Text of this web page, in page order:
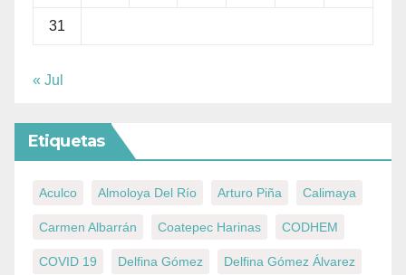
31
« Jul
Etiquetas
Aculco Almoloya Del Río Arturo Piña Calimaya
Carmen Albarrán Coatepec Harinas CODHEM
COVID 19 Delfina Gómez Delfina Gómez Álvarez